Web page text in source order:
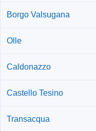
Borgo Valsugana
Olle
Caldonazzo
Castello Tesino
Transacqua